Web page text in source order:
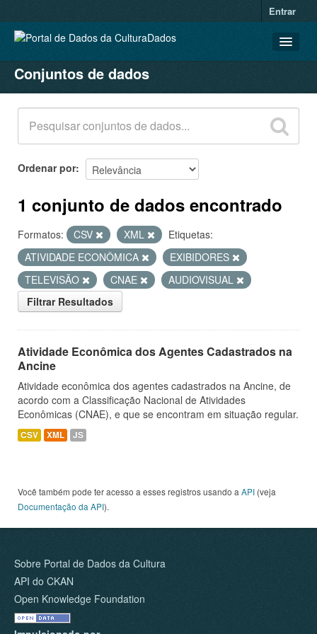
Entrar
CONJUNTOS DE DADOS
ORGANIZAÇÕES
GRUPOS
SOBRE
Conjuntos de dados
Ordenar por
1 conjunto de dados encontrado
Formatos: CSV XML
Etiquetas:
ATIVIDADE ECONÔMICA
EXIBIDORES
TELEVISÃO
CNAE
AUDIOVISUAL
Filtrar Resultados
Atividade Econômica dos Agentes Cadastrados na
Ancine
Atividade econômica dos agentes cadastrados na Ancine, de
acordo com a Classificação Nacional de Atividades
Econômicas (CNAE), e que se encontram em situação regular.
CSV XML JS
Você também pode ter acesso a esses registros usando a API (veja
Documentação da API).
Sobre Portal de Dados da Cultura
API do CKAN
Open Knowledge Foundation